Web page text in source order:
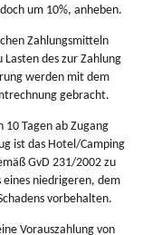
um 10%, anheben.
Zahlungsmitteln
Lasten des zur Zahlung
werden mit dem
gebracht.
10 Tagen ab Zugang
ist das Hotel/Camping
GvD 231/2002 zu
eines niedrigeren, dem
vorbehalten.
Vorauszahlung von